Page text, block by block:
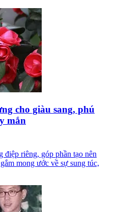
cho giàu sang, phú
mắn
điệp riêng, góp phần tạo nên
mong ước về sự sung túc,